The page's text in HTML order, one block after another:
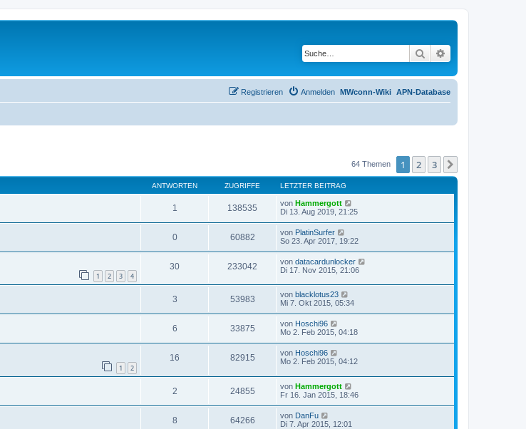
Suche
APN-Database
MWconn-Wiki
Anmelden
Registrieren
64 Themen 1 2 3
ANTWORTEN ZUGRIFFE LETZTER BEITRAG
1 138535 von Hammergott
Di 13. Aug 2019, 21:25
0 60882 von PlatinSurfer
So 23. Apr 2017, 19:22
1 2 3 4
30 233042 von datacardunlocker
Di 17. Nov 2015, 21:06
3 53983 von blacklotus23
Mi 7. Okt 2015, 05:34
6 33875 von Hoschi96
Mo 2. Feb 2015, 04:18
1 2
16 82915 von Hoschi96
Mo 2. Feb 2015, 04:12
2 24855 von Hammergott
Fr 16. Jan 2015, 18:46
8 64266 von DanFu
Di 7. Apr 2015, 12:01